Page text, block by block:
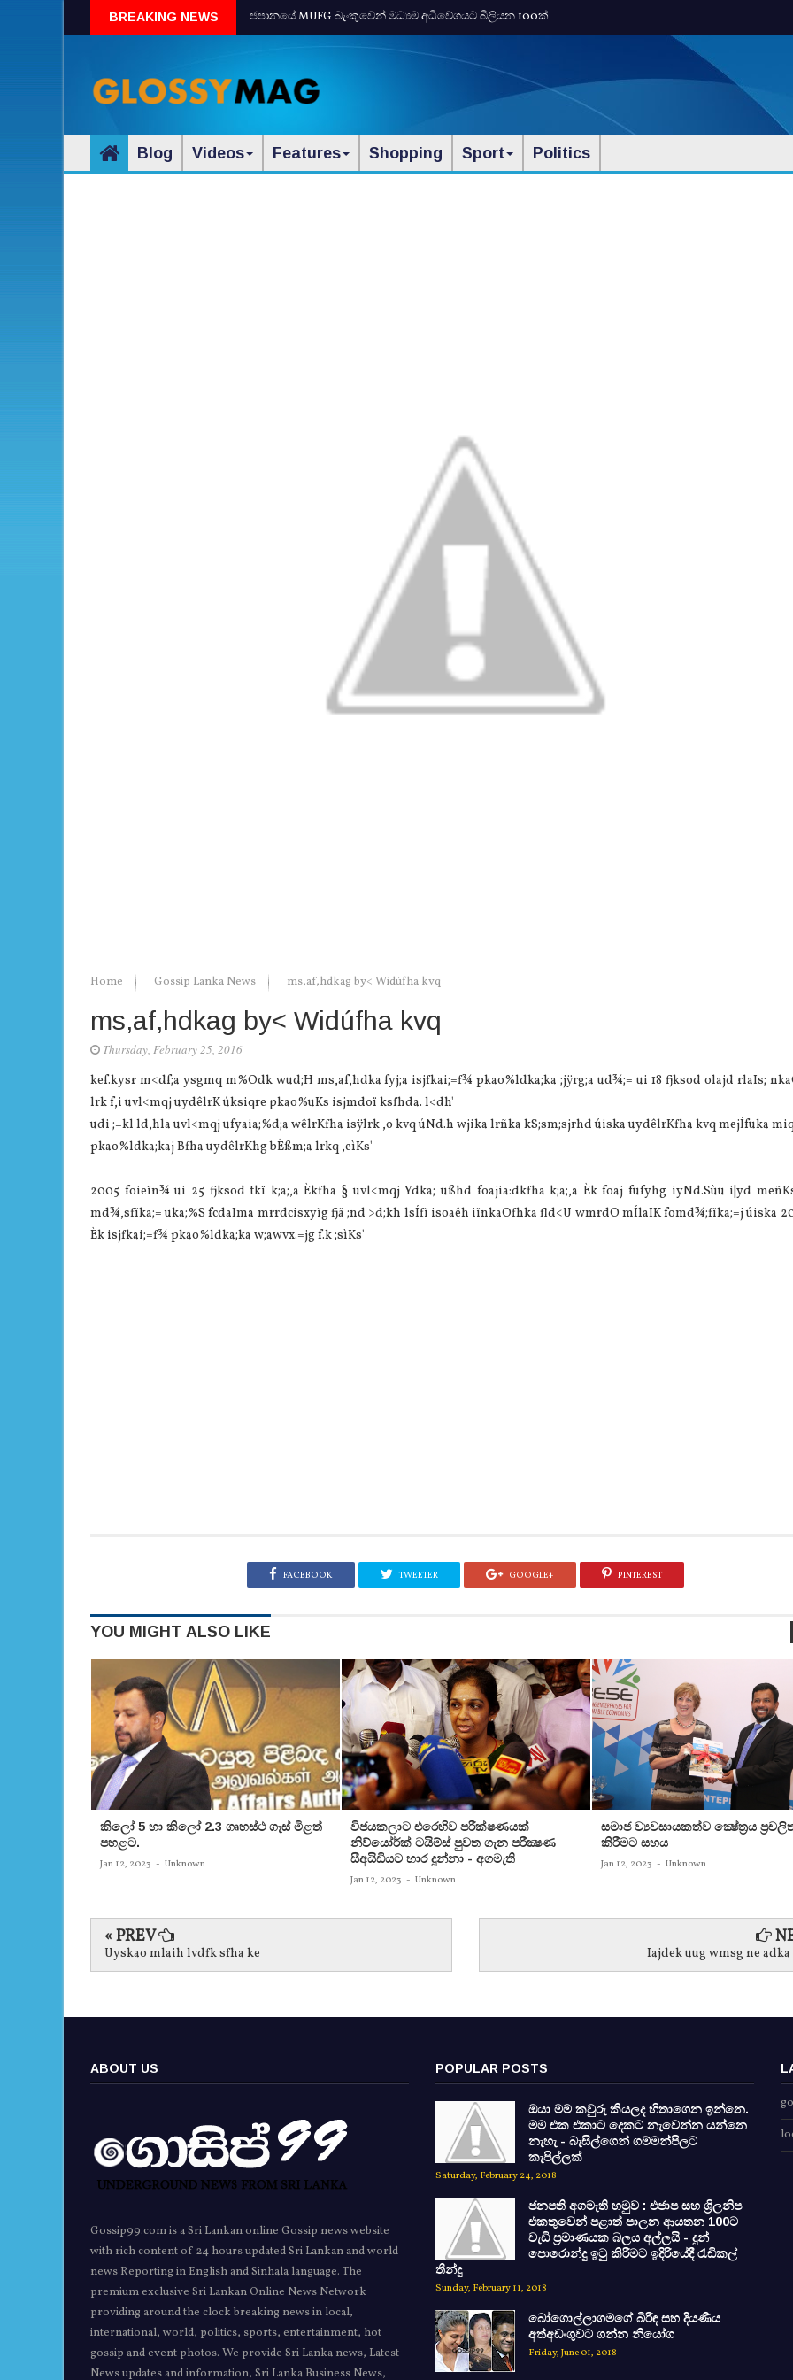
BREAKING NEWS ජපානයේ MUFG බැංකුවෙන් මධ්‍යම අධිවේගයට බිලියන 100ක්
Blog Videos Features Shopping Sport Politics
Home Gossip Lanka News ms,af,hdkag by< Widúfha kvq
ms,af,hdkag by< Widúfha kvq
Thursday, February 25, 2016
ke‍f.kysr m<df;a ysgmq m%Odk wud;H ms,af,hdka fyj;a isjfkai;=f¾ pkao%ldka;ka ;jÿrg;a ud¾;= ui 18 fjksod olajd rlaIs;
lrk f,i uvl<mqj uydêlrK úksiqre pkao%uKs isjmdoï ksfhda. l<dh'
udi ;=kl ld,hla uvl<mqj ufyaia;%d;a wêlrKfha isÿlrk ,o kvq úNd.h wjika lrñka kS;sm;sjrhd úiska uydêlrKfha kvq mejÍfuka
pkao%ldka;kaj Bfha uydêlrKhg bÈßm;a lrkq ,eìKs'
2005 foieïn¾ ui 25 fjksod tkï k;a;,a Èkfha § uvl<mqj Ydka; ußhd foajia:dkfha k;a;,a Èk foaj fufyhg iyNd.Sùu i|yd
md¾,sfïka;= uka;%S fcdaIma mrrdcisxyïg fjä ;nd >d;kh lsÍfï isoaêh iïnkaOfhka fld<U wmrdO mÍlaIK fomd¾;fïka;=j úiska
Èk isjfkai;=f¾ pkao%ldka;ka w;awvx.=jg f.k ;sìKs'
FACEBOOK TWEETER GOOGLE+ PINTEREST
YOU MIGHT ALSO LIKE
කිලෝ 5 හා කිලෝ 2.3 ගෘහස්ථ ගෑස් මිළත්
පහළට.
Jan 12, 2023 - Unknown
විජයකලාට එරෙහිව පරීක්‌ෂණයක්‌
නිව්යෝර්ක්‌ ටයිම්ස්‌ පුවත ගැන පරීක්‍ෂණ
සීඅයිඩියට භාර දුන්නා - අගමැති
Jan 12, 2023 - Unknown
සමාජ ව්‍යවසායකත්ව ක්‍ෂේත්‍රය
කිරීමට සහය
Jan 12, 2023 - Unknown
« PREV
Uyskao mlaih lvdfk sfha ke Iajdek uug wmsg ne
ABOUT US
Gossip99.com is a Sri Lankan online Gossip news website
with rich content of 24 hours updated Sri Lankan and world
news Reporting in English and Sinhala language. The
premium exclusive Sri Lankan Online News Network
providing around the clock breaking news in local,
international, world, politics, sports, entertainment, hot
gossip and event photos. We provide Sri Lanka news, Latest
News updates and information, Sri Lanka Business News,
POPULAR POSTS
ඔයා මම කවුරු කියලද හිතාගෙන ඉන්නෙ.
මම එක එකාට දෙකට නැවෙන්න යන්නෙ
නැහැ - බැසිල්ගෙන් ගම්මන්පිලට
කැපිල්ලක්
Saturday, February 24, 2018
ජනපති අගමැති හමුව : එජාප සහ ශ්‍රිලනිප
එකතුවෙන් පළාත් පාලන ආයතන 100ට
වැඩි ප්‍රමාණයක බලය අල්ලයි - දුන්
පොරොන්දු ඉටු කිරීමට ඉදිරියේදී රැඩිකල්
තීන්දු
Sunday, February 11, 2018
බෝගොල්ලාගමගේ බිරිඳ සහ දියණිය
අත්අඩංගුවට ගන්න නියෝග
Friday, June 01, 2018